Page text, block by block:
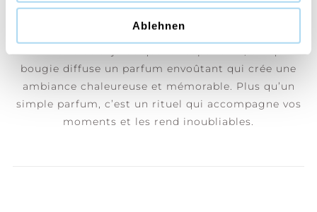
Ablehnen
expérience unique. Avec ses deux mèches en coton
bougie diffuse un parfum envoûtant qui crée une
ambiance chaleureuse et mémorable. Plus qu’un
simple parfum, c’est un rituel qui accompagne vos
moments et les rend inoubliables.